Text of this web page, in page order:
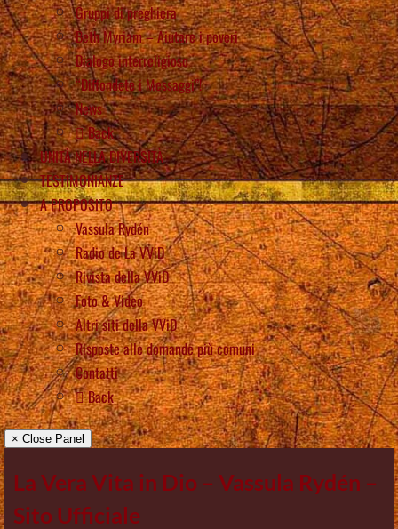
Gruppi di preghiera
Beth Myriam – Aiutare i poveri
Dialogo interreligioso
“Diffondete i Messaggi”!
News
Back
UNITÀ NELLA DIVERSITÀ
TESTIMONIANZE
A PROPOSITO
Vassula Rydén
Radio de La VViD
Rivista della VViD
Foto & Video
Altri siti della VViD
Risposte alle domande più comuni
Contatti
Back
× Close Panel
La Vera Vita in Dio – Vassula Rydén –
Sito Ufficiale